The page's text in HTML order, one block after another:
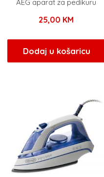
AEG aparat za pedikuru
25,00 KM
Dodaj u košaricu